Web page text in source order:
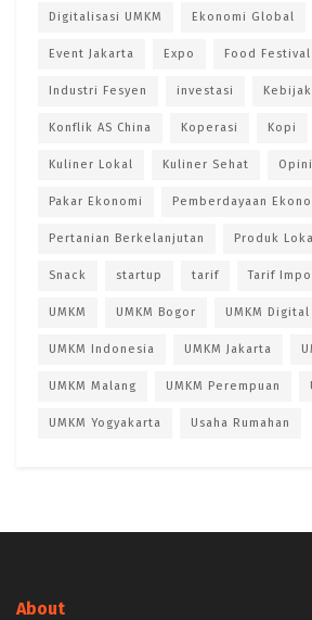
Digitalisasi UMKM Ekonomi Global
Event Jakarta Expo Food Festival
Industri Fesyen investasi
Konflik AS China Koperasi Kopi
Kuliner Lokal Kuliner Sehat
Pakar Ekonomi Pemberdayaan
Pertanian Berkelanjutan Produk
Snack startup tarif Tarif
UMKM UMKM Bogor UMKM Digital
UMKM Indonesia UMKM Jakarta
UMKM Malang UMKM Perempuan
UMKM Yogyakarta Usaha Rumahan
About